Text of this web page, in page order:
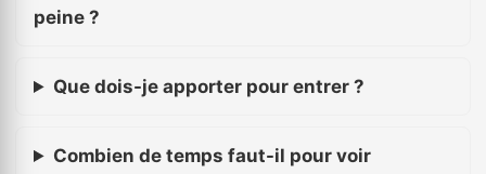
peine ?
Que dois-je apporter pour entrer ?
Combien de temps faut-il pour voir